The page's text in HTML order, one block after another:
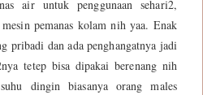
air untuk penggunaan sehari2,
pemanas kolam nih yaa. Enak
pribadi dan ada penghangatnya jadi
tetep bisa dipakai berenang nih
dingin biasanya orang males